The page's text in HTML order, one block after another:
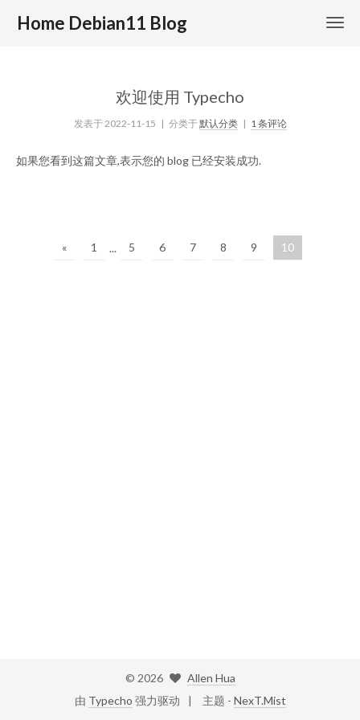
Home Debian11 Blog
欢迎使用 Typecho
发表于2022-11-15 | 分类于默认分类 | 1 条评论
如果您看到这篇文章,表示您的 blog 已经安装成功.
« 1 ... 5 6 7 8 9 10
© 2026
Allen Hua
由 Typecho 强力驱动 主题 - NexT.Mist